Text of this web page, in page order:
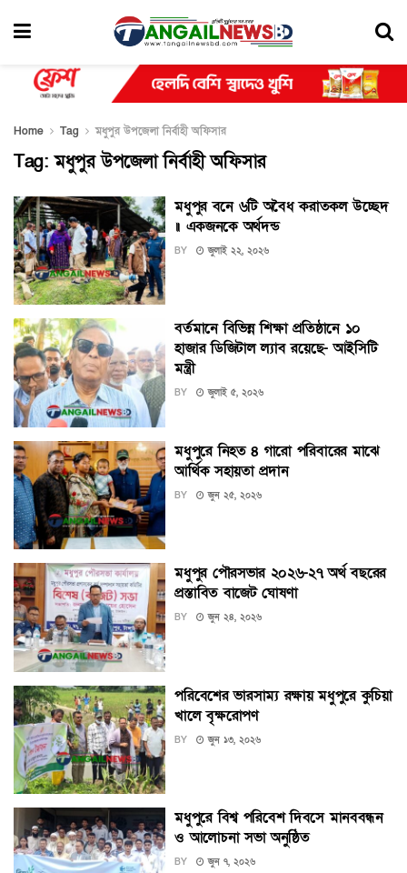
Home Tag মধুপুর উপজেলা নির্বাহী অফিসার
Tag:মধুপুর উপজেলা নির্বাহী অফিসার
মধুপুর বনে ৬টি অবৈধ করাতকল উচ্ছেদ
॥ একজনকে অর্থদন্ড
BY জুলাই ২২, ২০২৬
বর্তমানে বিভিন্ন শিক্ষা প্রতিষ্ঠানে ১০
হাজার ডিজিটাল ল্যাব রয়েছে- আইসিটি
মন্ত্রী
BY জুলাই ৫, ২০২৬
মধুপুরে নিহত ৪ গারো পরিবারের মাঝে
আর্থিক সহায়তা প্রদান
BY জুন ২৫, ২০২৬
মধুপুর পৌরসভার ২০২৬-২৭ অর্থ বছরের
প্রস্তাবিত বাজেট ঘোষণা
BY জুন ২৪, ২০২৬
পরিবেশের ভারসাম্য রক্ষায় মধুপুরে কুচিয়া
খালে বৃক্ষরোপণ
BY জুন ১৩, ২০২৬
মধুপুরে বিশ্ব পরিবেশ দিবসে মানববন্ধন
ও আলোচনা সভা অনুষ্ঠিত
BY জুন ৭, ২০২৬